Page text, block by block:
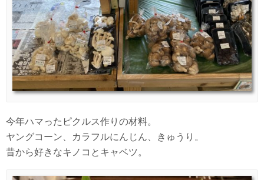
今年ハマったピクルス作りの材料。
ヤングコーン、カラフルにんじん、きゅうり。
昔から好きなキノコとキャベツ。